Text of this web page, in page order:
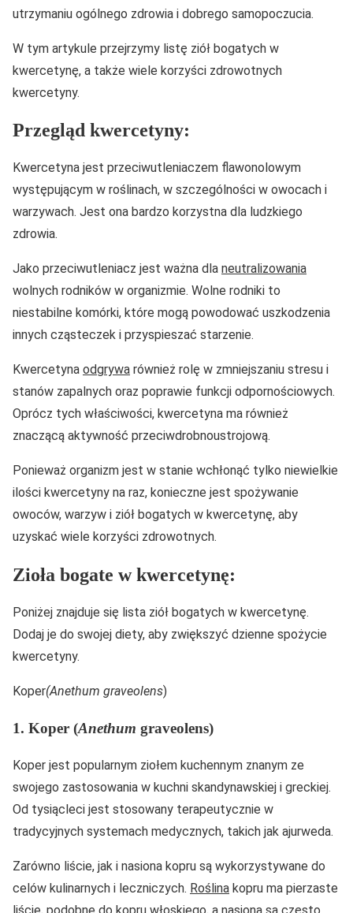
utrzymaniu ogólnego zdrowia i dobrego samopoczucia.
W tym artykule przejrzymy listę ziół bogatych w
kwercetynę, a także wiele korzyści zdrowotnych
kwercetyny.
Przegląd kwercetyny:
Kwercetyna jest przeciwutleniaczem flawonolowym
występującym w roślinach, w szczególności w owocach i
warzywach. Jest ona bardzo korzystna dla ludzkiego
zdrowia.
Jako przeciwutleniacz jest ważna dla neutralizowania
wolnych rodników w organizmie. Wolne rodniki to
niestabilne komórki, które mogą powodować uszkodzenia
innych cząsteczek i przyspieszać starzenie.
Kwercetyna odgrywa również rolę w zmniejszaniu stresu i
stanów zapalnych oraz poprawie funkcji odpornościowych.
Oprócz tych właściwości, kwercetyna ma również
znaczącą aktywność przeciwdrobnoustrojową.
Ponieważ organizm jest w stanie wchłonąć tylko niewielkie
ilości kwercetyny na raz, konieczne jest spożywanie
owoców, warzyw i ziół bogatych w kwercetynę, aby
uzyskać wiele korzyści zdrowotnych.
Zioła bogate w kwercetynę:
Poniżej znajduje się lista ziół bogatych w kwercetynę.
Dodaj je do swojej diety, aby zwiększyć dzienne spożycie
kwercetyny.
Koper(Anethum graveolens)
1. Koper (Anethum graveolens)
Koper jest popularnym ziołem kuchennym znanym ze
swojego zastosowania w kuchni skandynawskiej i greckiej.
Od tysiącleci jest stosowany terapeutycznie w
tradycyjnych systemach medycznych, takich jak ajurweda.
Zarówno liście, jak i nasiona kopru są wykorzystywane do
celów kulinarnych i leczniczych. Roślina kopru ma pierzaste
liście, podobne do kopru włoskiego, a nasiona są często